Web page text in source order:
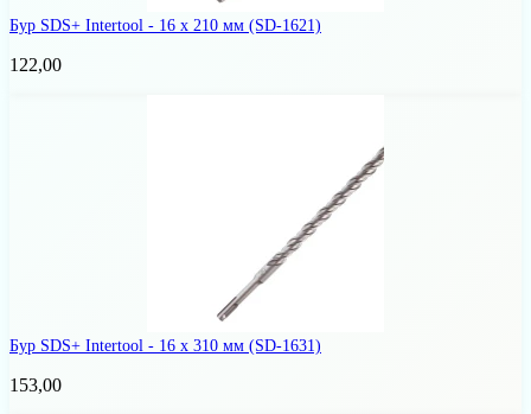
Бур SDS+ Intertool - 16 х 210 мм (SD-1621)
122,00
Бур SDS+ Intertool - 16 х 310 мм (SD-1631)
153,00